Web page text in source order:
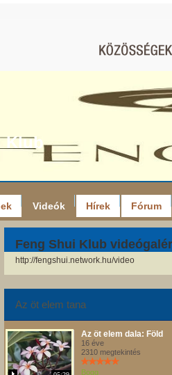
Klub
Videók Hírek Fórum
Feng Shui Klub
http://fengshui.network.hu/video
Az öt elem tana
Az öt elem dala: Föld
16 éve
2310 megtekintés
Bogg